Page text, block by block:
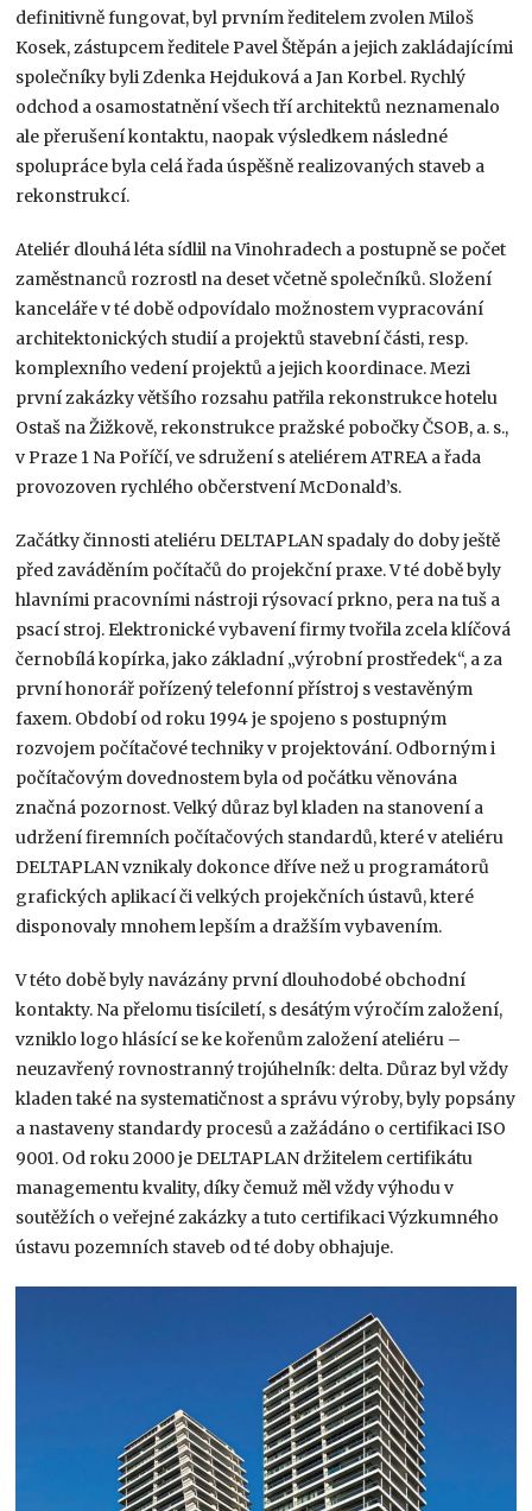
definitivně fungovat, byl prvním ředitelem zvolen Miloš
Kosek, zástupcem ředitele Pavel Štěpán a jejich zakládajícími
společníky byli Zdenka Hejduková a Jan Korbel. Rychlý
odchod a osamostatnění všech tří architektů neznamenalo
ale přerušení kontaktu, naopak výsledkem následné
spolupráce byla celá řada úspěšně realizovaných staveb a
rekonstrukcí.
Ateliér dlouhá léta sídlil na Vinohradech a postupně se počet
zaměstnanců rozrostl na deset včetně společníků. Složení
kanceláře v té době odpovídalo možnostem vypracování
architektonických studií a projektů stavební části, resp.
komplexního vedení projektů a jejich koordinace. Mezi
první zakázky většího rozsahu patřila rekonstrukce hotelu
Ostaš na Žižkově, rekonstrukce pražské pobočky ČSOB, a. s.,
v Praze 1 Na Poříčí, ve sdružení s ateliérem ATREA a řada
provozoven rychlého občerstvení McDonald’s.
Začátky činnosti ateliéru DELTAPLAN spadaly do doby ještě
před zaváděním počítačů do projekční praxe. V té době byly
hlavními pracovními nástroji rýsovací prkno, pera na tuš a
psací stroj. Elektronické vybavení firmy tvořila zcela klíčová
černobílá kopírka, jako základní „výrobní prostředek“, a za
první honorář pořízený telefonní přístroj s vestavěným
faxem. Období od roku 1994 je spojeno s postupným
rozvojem počítačové techniky v projektování. Odborným i
počítačovým dovednostem byla od počátku věnována
značná pozornost. Velký důraz byl kladen na stanovení a
udržení firemních počítačových standardů, které v ateliéru
DELTAPLAN vznikaly dokonce dříve než u programátorů
grafických aplikací či velkých projekčních ústavů, které
disponovaly mnohem lepším a dražším vybavením.
V této době byly navázány první dlouhodobé obchodní
kontakty. Na přelomu tisíciletí, s desátým výročím založení,
vzniklo logo hlásící se ke kořenům založení ateliéru –
neuzavřený rovnostranný trojúhelník: delta. Důraz byl vždy
kladen také na systematičnost a správu výroby, byly popsány
a nastaveny standardy procesů a zažádáno o certifikaci ISO
9001. Od roku 2000 je DELTAPLAN držitelem certifikátu
managementu kvality, díky čemuž měl vždy výhodu v
soutěžích o veřejné zakázky a tuto certifikaci Výzkumného
ústavu pozemních staveb od té doby obhajuje.